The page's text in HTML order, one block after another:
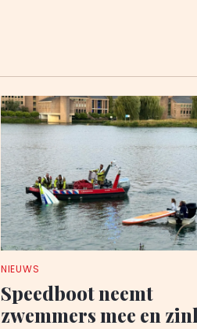
NIEUWS
Speedboot neemt
zwemmers mee en